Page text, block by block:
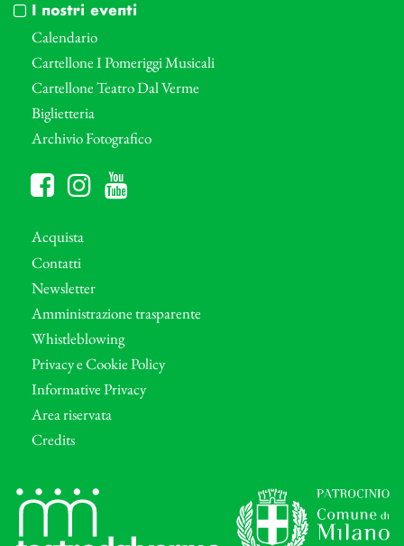
I nostri eventi
Calendario
Cartellone I Pomeriggi Musicali
Cartellone Teatro Dal Verme
Biglietteria
Archivio Fotografico
Acquista
Contatti
Newsletter
Amministrazione trasparente
Whistleblowing
Privacy e Cookie Policy
Informative Privacy
Area riservata
Credits